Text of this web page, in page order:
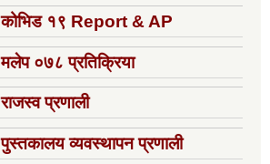
कोभिड १९ Report & AP
मलेप ०७८ प्रतिक्रिया
राजस्व प्रणाली
पुस्तकालय व्यवस्थापन प्रणाली